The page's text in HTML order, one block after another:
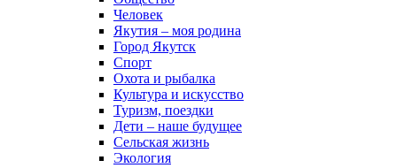
Человек
Якутия – моя родина
Город Якутск
Спорт
Охота и рыбалка
Культура и искусство
Туризм, поездки
Дети – наше будущее
Сельская жизнь
Экология